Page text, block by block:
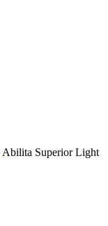
Abilita Superior Light